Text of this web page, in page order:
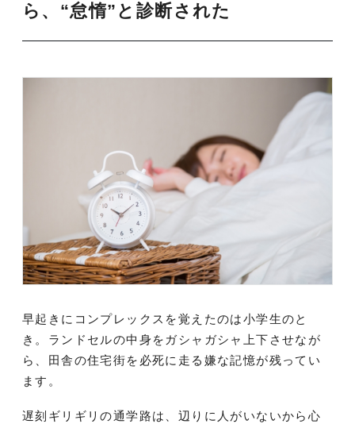
ら、“怠惰”と診断された
早起きにコンプレックスを覚えたのは小学生のと
き。ランドセルの中身をガシャガシャ上下させなが
ら、田舎の住宅街を必死に走る嫌な記憶が残ってい
ます。
遅刻ギリギリの通学路は、辺りに人がいないから心